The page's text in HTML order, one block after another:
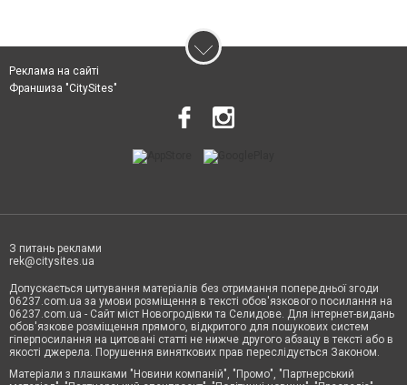
Реклама на сайті
Франшиза "CitySites"
З питань реклами
rek@citysites.ua
Допускається цитування матеріалів без отримання попередньої згоди
06237.com.ua за умови розміщення в тексті обов'язкового посилання на
06237.com.ua - Сайт міст Новогродівки та Селидове. Для інтернет-видань
обов'язкове розміщення прямого, відкритого для пошукових систем
гіперпосилання на цитовані статті не нижче другого абзацу в тексті або в
якості джерела. Порушення виняткових прав переслідується Законом.
Матеріали з плашками "Новини компаній", "Промо", "Партнерський